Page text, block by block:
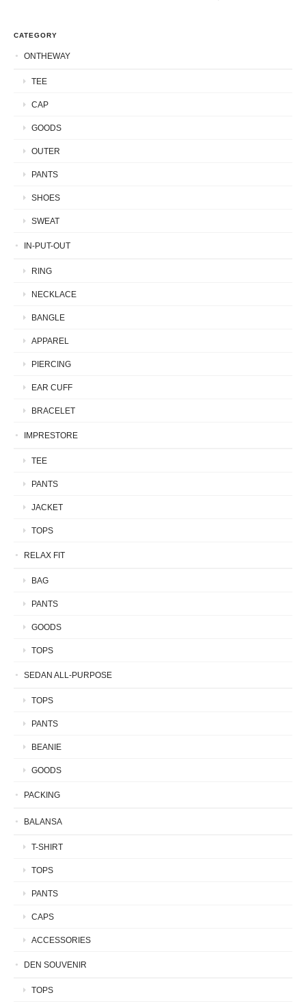
CATEGORY
ONTHEWAY
TEE
CAP
GOODS
OUTER
PANTS
SHOES
SWEAT
IN-PUT-OUT
RING
NECKLACE
BANGLE
APPAREL
PIERCING
EAR CUFF
BRACELET
IMPRESTORE
TEE
PANTS
JACKET
TOPS
RELAX FIT
BAG
PANTS
GOODS
TOPS
SEDAN ALL-PURPOSE
TOPS
PANTS
BEANIE
GOODS
PACKING
BALANSA
T-SHIRT
TOPS
PANTS
CAPS
ACCESSORIES
DEN SOUVENIR
TOPS